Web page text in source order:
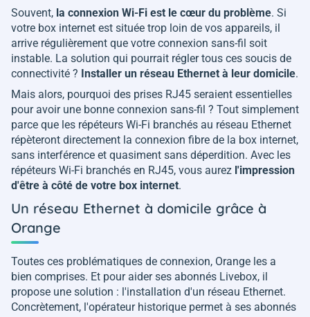
Souvent, la connexion Wi-Fi est le cœur du problème. Si
votre box internet est située trop loin de vos appareils, il
arrive régulièrement que votre connexion sans-fil soit
instable. La solution qui pourrait régler tous ces soucis de
connectivité ? Installer un réseau Ethernet à leur domicile.
Mais alors, pourquoi des prises RJ45 seraient essentielles
pour avoir une bonne connexion sans-fil ? Tout simplement
parce que les répéteurs Wi-Fi branchés au réseau Ethernet
répèteront directement la connexion fibre de la box internet,
sans interférence et quasiment sans déperdition. Avec les
répéteurs Wi-Fi branchés en RJ45, vous aurez l'impression
d'être à côté de votre box internet.
Un réseau Ethernet à domicile grâce à
Orange
Toutes ces problématiques de connexion, Orange les a
bien comprises. Et pour aider ses abonnés Livebox, il
propose une solution : l'installation d'un réseau Ethernet.
Concrètement, l'opérateur historique permet à ses abonnés